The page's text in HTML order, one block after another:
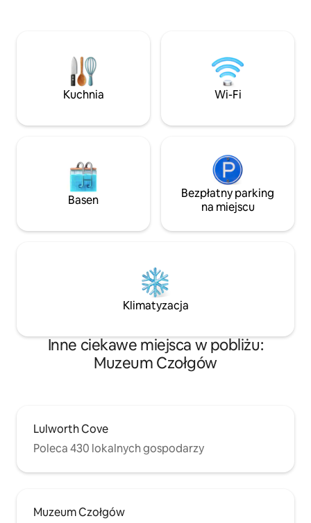
taras i panoramiczne widoki na morze…
po lewej stronie znajduje się Lulworth
Cove, po prawej wyspa Portland,
niesamowite wschody i zachody słońca!
Kuchnia Wi-Fi
Basen
Bezpłatny parking
na miejscu
Klimatyzacja
Inne ciekawe miejsca w pobliżu:
Muzeum Czołgów
Lulworth Cove
Poleca 430 lokalnych gospodarzy
Muzeum Czołgów